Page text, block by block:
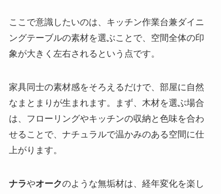
ここで意識したいのは、キッチン作業台兼ダイニ
ングテーブルの素材を選ぶことで、空間全体の印
象が大きく左右されるという点です。
家具同士の素材感をそろえるだけで、部屋に自然
なまとまりが生まれます。まず、木材を選ぶ場合
は、フローリングやキッチンの収納と色味を合わ
せることで、ナチュラルで温かみのある空間に仕
上がります。
ナラやオークのような無垢材は、経年変化を楽し